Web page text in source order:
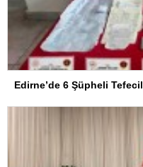
Edirne’de 6 Şüpheli